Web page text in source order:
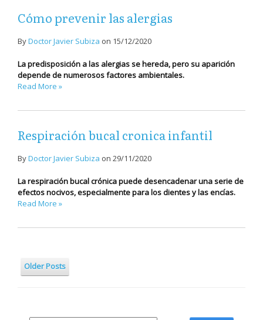
Cómo prevenir las alergias
ByDoctor Javier Subiza on 15/12/2020
La predisposición a las alergias se hereda, pero su aparición
depende de numerosos factores ambientales.
Read More »
Respiración bucal cronica infantil
ByDoctor Javier Subiza on 29/11/2020
La respiración bucal crónica puede desencadenar una serie de
efectos nocivos, especialmente para los dientes y las encías.
Read More »
Older Posts